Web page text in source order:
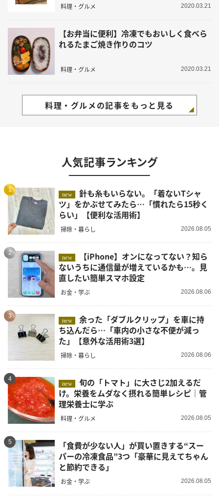
料理・グルメ 2020.03.21
【お弁当に便利】冷凍でもおいしく食べら
れるたまご焼き作りのコツ
料理・グルメ 2020.03.21
料理・グルメの記事をもっと見る
人気記事ランキング
1
new
針も糸もいらない。「着ないTシャ
ツ」をかぶせてみたら…「慣れたら15秒く
らい」【便利な活用術】
掃除・暮らし 2026.08.05
2
new
ないうちに通信量が増えているかも…。見
直したい簡単スマホ設定
お金・学ぶ 2026.08.06
3
new
余った「ダブルクリップ」を車に持
ち込んだら…「車内の小さな不便が減っ
た」【意外な活用術3選】
掃除・暮らし 2026.08.06
4
new
旬の「トマト」に大さじ2加えるだ
け。栄養をムダなく摂れる簡単レシピ｜管
理栄養士に学ぶ
料理・グルメ 2026.08.05
5
「食費が少ない人」が買い置きする“スー
パーの冷凍食品”3つ「豪華に見えてちゃん
と節約できる」
お金・学ぶ 2026.08.05